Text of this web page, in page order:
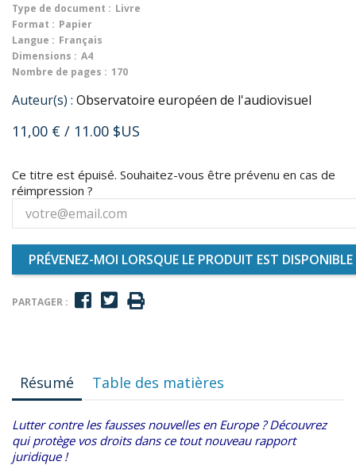
Type de document : Livre
Format : Papier
Langue : Français
Dimensions : A4
Nombre de pages : 170
Auteur(s) : Observatoire européen de l'audiovisuel
11,00 € / 11.00 $US
Ce titre est épuisé. Souhaitez-vous être prévenu en cas de
réimpression ?
PRÉVENEZ-MOI LORSQUE LE PRODUIT EST DISPONIBLE
PARTAGER :
Résumé Table des matières
Lutter contre les fausses nouvelles en Europe ? Découvrez
qui protège vos droits dans ce tout nouveau rapport
juridique !